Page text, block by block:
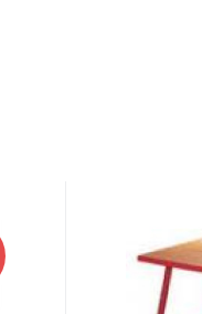
Stůl
1300,
EAN:
model